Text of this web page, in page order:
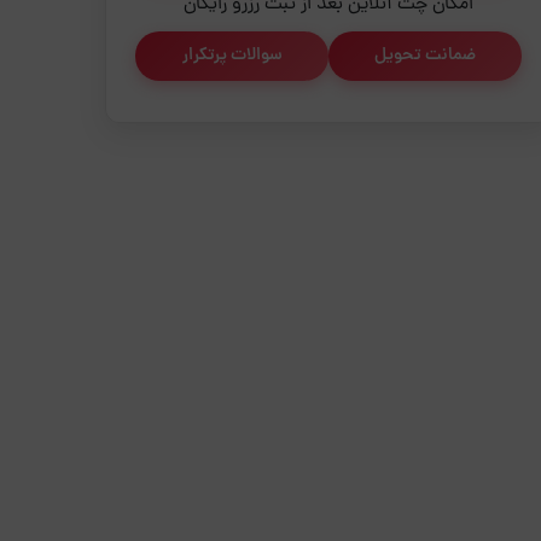
ضمانت تحویل سوالات پرتکرار